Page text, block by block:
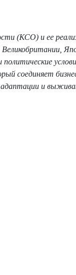
(КСО) и ее
соединяет
и